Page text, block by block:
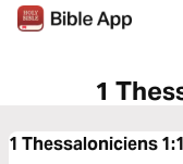
1
1 Thessaloniciens